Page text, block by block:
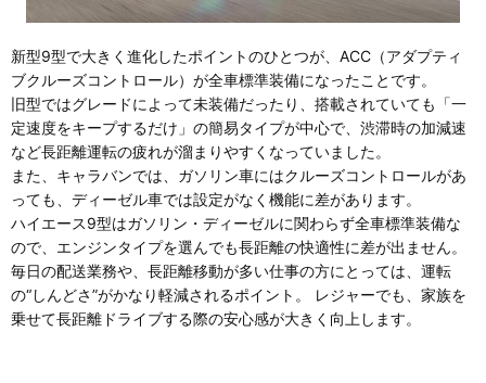
新型9型で大きく進化したポイントのひとつが、ACC（アダプティ
ブクルーズコントロール）が全車標準装備になったことです。
旧型ではグレードによって未装備だったり、搭載されていても「一
定速度をキープするだけ」の簡易タイプが中心で、渋滞時の加減速
など長距離運転の疲れが溜まりやすくなっていました。
また、キャラバンでは、ガソリン車にはクルーズコントロールがあ
っても、ディーゼル車では設定がなく機能に差があります。
ハイエース9型はガソリン・ディーゼルに関わらず全車標準装備な
ので、エンジンタイプを選んでも長距離の快適性に差が出ません。
毎日の配送業務や、長距離移動が多い仕事の方にとっては、運転
の“しんどさ”がかなり軽減されるポイント。 レジャーでも、家族を
乗せて長距離ドライブする際の安心感が大きく向上します。